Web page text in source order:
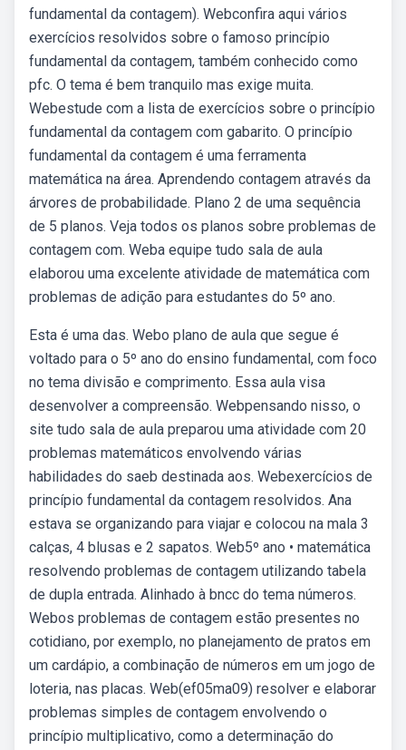
fundamental da contagem). Webconfira aqui vários
exercícios resolvidos sobre o famoso princípio
fundamental da contagem, também conhecido como
pfc. O tema é bem tranquilo mas exige muita.
Webestude com a lista de exercícios sobre o princípio
fundamental da contagem com gabarito. O princípio
fundamental da contagem é uma ferramenta
matemática na área. Aprendendo contagem através da
árvores de probabilidade. Plano 2 de uma sequência
de 5 planos. Veja todos os planos sobre problemas de
contagem com. Weba equipe tudo sala de aula
elaborou uma excelente atividade de matemática com
problemas de adição para estudantes do 5º ano.
Esta é uma das. Webo plano de aula que segue é
voltado para o 5º ano do ensino fundamental, com foco
no tema divisão e comprimento. Essa aula visa
desenvolver a compreensão. Webpensando nisso, o
site tudo sala de aula preparou uma atividade com 20
problemas matemáticos envolvendo várias
habilidades do saeb destinada aos. Webexercícios de
princípio fundamental da contagem resolvidos. Ana
estava se organizando para viajar e colocou na mala 3
calças, 4 blusas e 2 sapatos. Web5º ano • matemática
resolvendo problemas de contagem utilizando tabela
de dupla entrada. Alinhado à bncc do tema números.
Webos problemas de contagem estão presentes no
cotidiano, por exemplo, no planejamento de pratos em
um cardápio, a combinação de números em um jogo de
loteria, nas placas. Web(ef05ma09) resolver e elaborar
problemas simples de contagem envolvendo o
princípio multiplicativo, como a determinação do